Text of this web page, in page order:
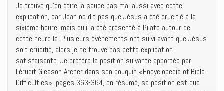
Je trouve qu’on étire la sauce pas mal aussi avec cette
explication, car Jean ne dit pas que Jésus a été crucifié à la
sixième heure, mais qu’il a été présenté à Pilate autour de
cette heure là. Plusieurs événements ont suivi avant que Jésus
soit crucifié, alors je ne trouve pas cette explication
satisfaisante. Je préfère la position suivante apportée par
l’érudit Gleason Archer dans son bouquin «Encyclopedia of Bible
Difficulties», pages 363-364, en résumé, sa position est que